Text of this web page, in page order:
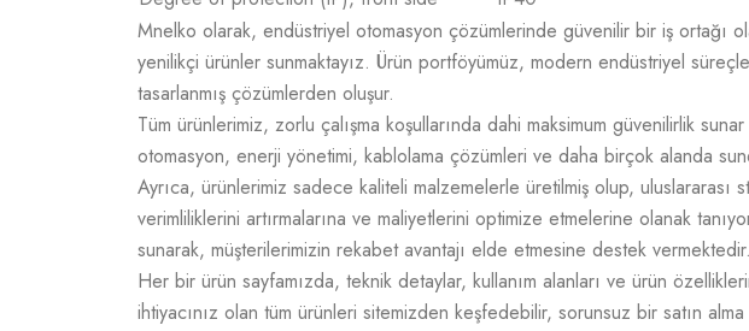
Mnelko olarak, endüstriyel otomasyon çözümlerinde güvenilir bir iş ortağı
yenilikçi ürünler sunmaktayız. Ürün portföyümüz, modern endüstriyel
tasarlanmış çözümlerden oluşur.
Tüm ürünlerimiz, zorlu çalışma koşullarında dahi maksimum güvenilirlik
otomasyon, enerji yönetimi, kablolama çözümleri ve daha birçok alanda
Ayrıca, ürünlerimiz sadece kaliteli malzemelerle üretilmiş olup,
verimliliklerini artırmalarına ve maliyetlerini optimize etmelerine olanak
sunarak, müşterilerimizin rekabet avantajı elde etmesine destek vermektedir.
Her bir ürün sayfamızda, teknik detaylar, kullanım alanları ve ürün
ihtiyacınız olan tüm ürünleri sitemizden keşfedebilir, sorunsuz bir satın